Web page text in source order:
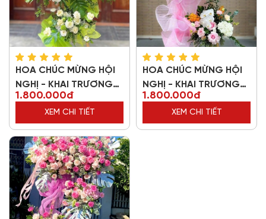
HOA CHÚC MỪNG HỘI
NGHỊ - KHAI TRƯƠNG
15897
1.800.000đ
XEM CHI TIẾT
HOA CHÚC MỪNG HỘI
NGHỊ - KHAI TRƯƠNG
79298
1.800.000đ
XEM CHI TIẾT